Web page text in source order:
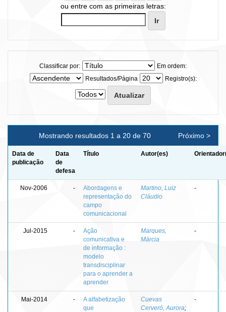
ou entre com as primeiras letras:
Classificar por:
Em ordem:
Resultados/Página
Registro(s):
Mostrando resultados 1 a 20 de 70 Próximo >
Data de
publicação
Data
de
defesa
Título Autor(es)
Nov-2006 -
Abordagens e
representação do
campo
comunicacional
Martino, Luiz
Cláudio
-
Jul-2015 -
Ação
comunicativa e
de informação :
modelo
transdisciplinar
para o aprender a
aprender
Marques,
Márcia
-
Mai-2014 -
A alfabetização
que
Cuevas
Cerveró, Aurora;
-